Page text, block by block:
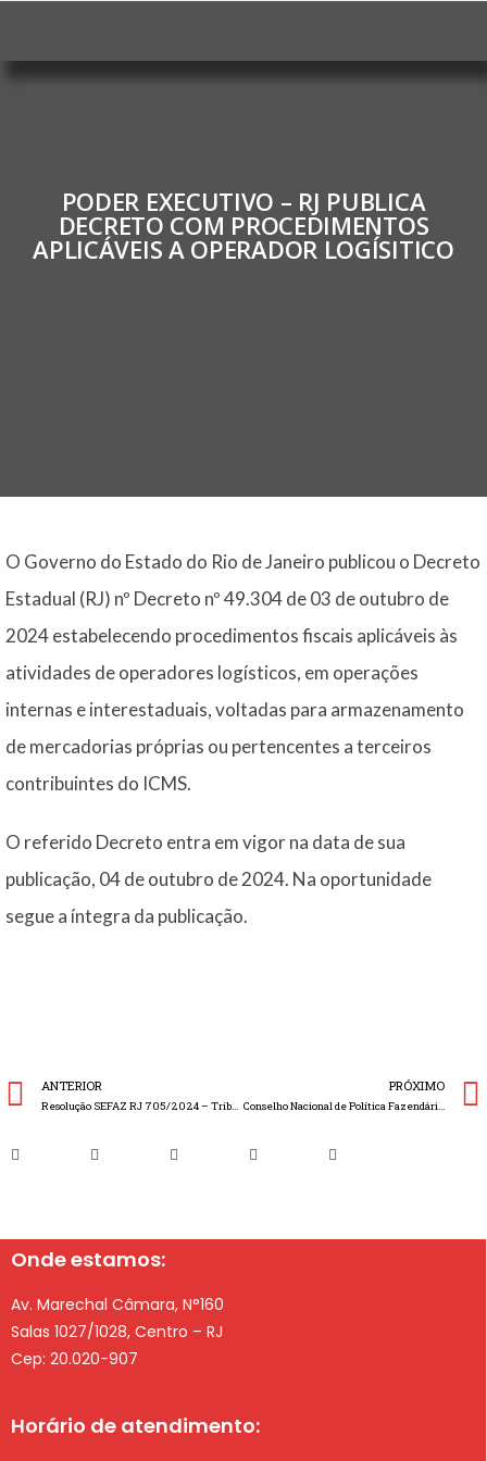
PODER EXECUTIVO – RJ PUBLICA
DECRETO COM PROCEDIMENTOS
APLICÁVEIS A OPERADOR LOGÍSITICO
O Governo do Estado do Rio de Janeiro publicou o Decreto
Estadual (RJ) nº Decreto nº 49.304 de 03 de outubro de
2024 estabelecendo procedimentos fiscais aplicáveis às
atividades de operadores logísticos, em operações
internas e interestaduais, voltadas para armazenamento
de mercadorias próprias ou pertencentes a terceiros
contribuintes do ICMS.
O referido Decreto entra em vigor na data de sua
publicação, 04 de outubro de 2024. Na oportunidade
segue a íntegra da publicação.
ANTERIOR PRÓXIMO
Onde estamos:
Av. Marechal Câmara, N°160
Salas 1027/1028, Centro – RJ
Cep: 20.020-907
Horário de atendimento: